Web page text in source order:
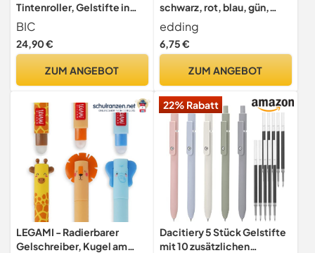
Tintenroller, Gelstifte in
Blau, Strichstärke Medium,
Nachfüllbar, 12er Pack
BIC
24,90 €
ZUM ANGEBOT
schwarz, rot, blau, gün,
violett, pink, hellblau - 7er-
Set - 0,7 mm - Gelstifte
zum Schreiben, Malen,
Gelschreiber, Gelmalstifte
edding
6,75 €
ZUM ANGEBOT
LEGAMI - Radierbarer
Gelschreiber, Kugel am
22% Rabatt
Dacitiery 5 Stück Gelstifte
mit 10 zusätzlichen